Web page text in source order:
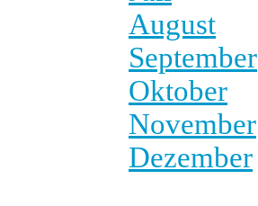
August
September
Oktober
November
Dezember